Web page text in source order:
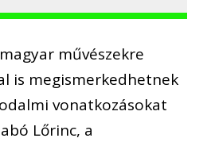
művészekre
is megismerkedhetnek
vonatkozásokat
Lőrinc, a